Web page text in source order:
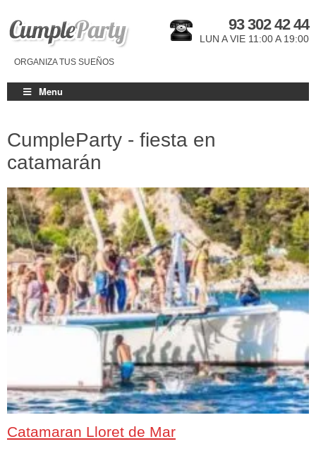
ORGANIZA TUS SUEÑOS
93 302 42 44
LUN A VIE 11:00 A 19:00
Menu
CumpleParty - fiesta en
catamarán
Catamaran Lloret de Mar